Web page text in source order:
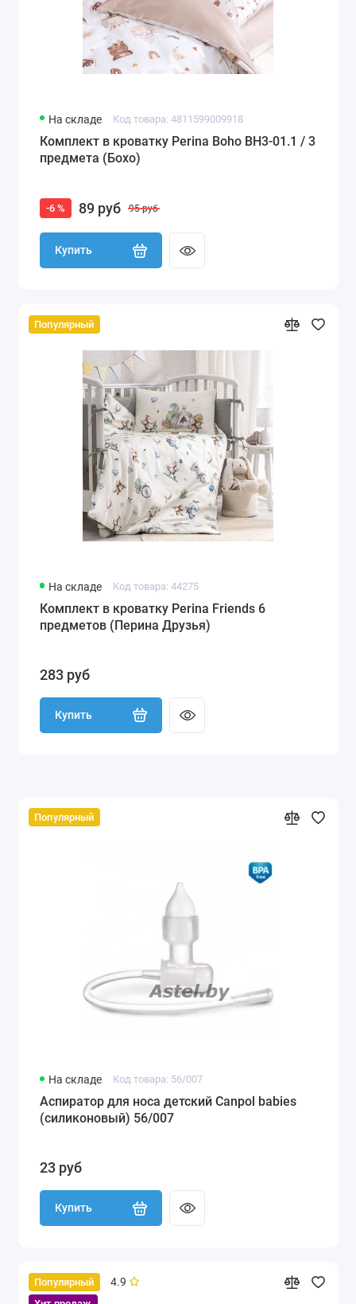
На складе Код товара: 4811599009918
Комплект в кроватку Perina Boho BH3-01.1 / 3
предмета (Бохо)
-6 % 89 руб 95 руб
Купить
Популярный
На складе Код товара: 44275
Комплект в кроватку Perina Friends 6
предметов (Перина Друзья)
283 руб
Купить
Популярный
На складе Код товара: 56/007
Аспиратор для носа детский Canpol babies
(силиконовый) 56/007
23 руб
Купить
Популярный
4.9